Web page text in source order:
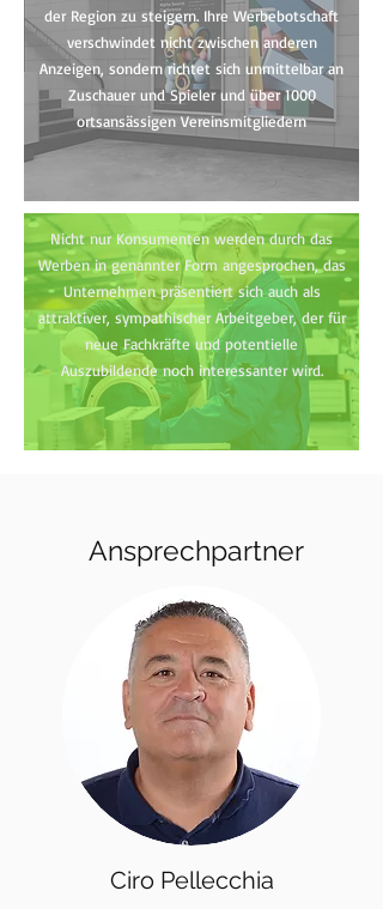
der Region zu steigern. Ihre Werbebotschaft
verschwindet nicht zwischen anderen
Anzeigen, sondern richtet sich unmittelbar an
Zuschauer und Spieler und über 1000
ortsansässigen Vereinsmitgliedern
Nicht nur Konsumenten werden durch das
Werben in genannter Form angesprochen, das
Unternehmen präsentiert sich auch als
attraktiver, sympathischer Arbeitgeber, der für
neue Fachkräfte und potentielle
Auszubildende noch interessanter wird.
Ansprechpartner
Ciro Pellecchia